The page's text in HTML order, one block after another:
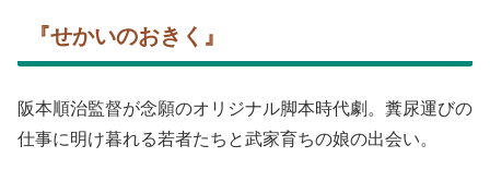
『せかいのおきく』
阪本順治監督が念願のオリジナル脚本時代劇。糞尿運びの
仕事に明け暮れる若者たちと武家育ちの娘の出会い。